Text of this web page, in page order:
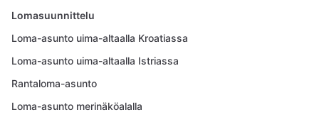
Lomasuunnittelu
Loma-asunto uima-altaalla Kroatiassa
Loma-asunto uima-altaalla Istriassa
Rantaloma-asunto
Loma-asunto merinäköalalla